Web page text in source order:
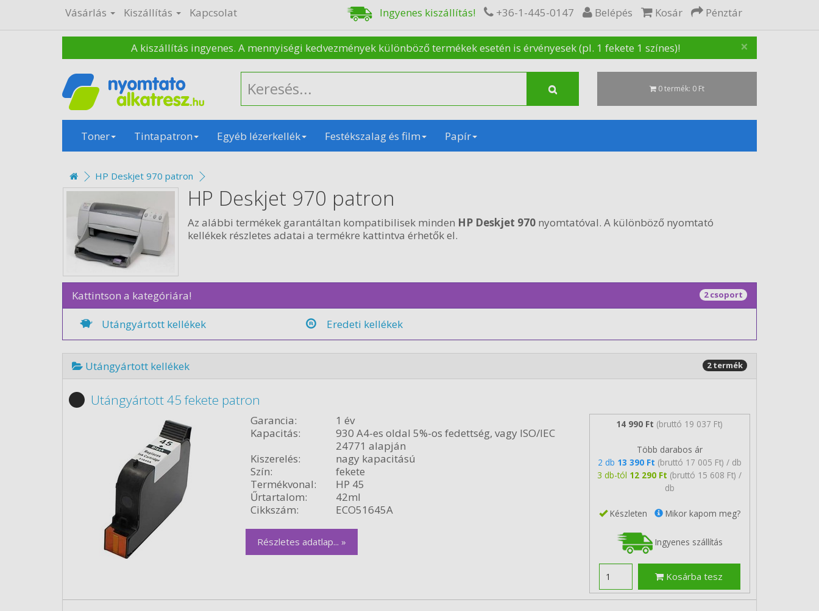
Vásárlás Kiszállítás Kapcsolat Ingyenes kiszállítás! +36-1-445-0147 Belépés Kosár Pénztár
×
A kiszállítás ingyenes. A mennyiségi kedvezmények különböző termékek esetén is érvényesek (pl. 1 fekete 1 színes)!
0 termék: 0 Ft
Toner Tintapatron Egyéb lézerkellék Festékszalag és film Papír
HP Deskjet 970 patron
HP Deskjet 970 patron
Az alábbi termékek garantáltan kompatibilisek minden HP Deskjet 970 nyomtatóval. A különböző nyomtató
kellékek részletes adatai a termékre kattintva érhetők el.
Kattintson a kategóriára! 2 csoport
Utángyártott kellékek Eredeti kellékek
Utángyártott kellékek 2 termék
Utángyártott 45 fekete patron
Garancia:
1 év
Kapacitás:
930 A4-es oldal 5%-os fedettség, vagy ISO/IEC
24771 alapján
Kiszerelés:
nagy kapacitású
Szín:
fekete
Termékvonal:
HP 45
Űrtartalom:
42ml
Cikkszám:
ECO51645A
Részletes adatlap... »
14 990 Ft (bruttó 19 037 Ft)
Több darabos ár
2 db 13 390 Ft (bruttó 17 005 Ft) / db
3 db-tól 12 290 Ft (bruttó 15 608 Ft) /
db
Készleten Mikor kapom meg?
Ingyenes szállítás
Kosárba tesz